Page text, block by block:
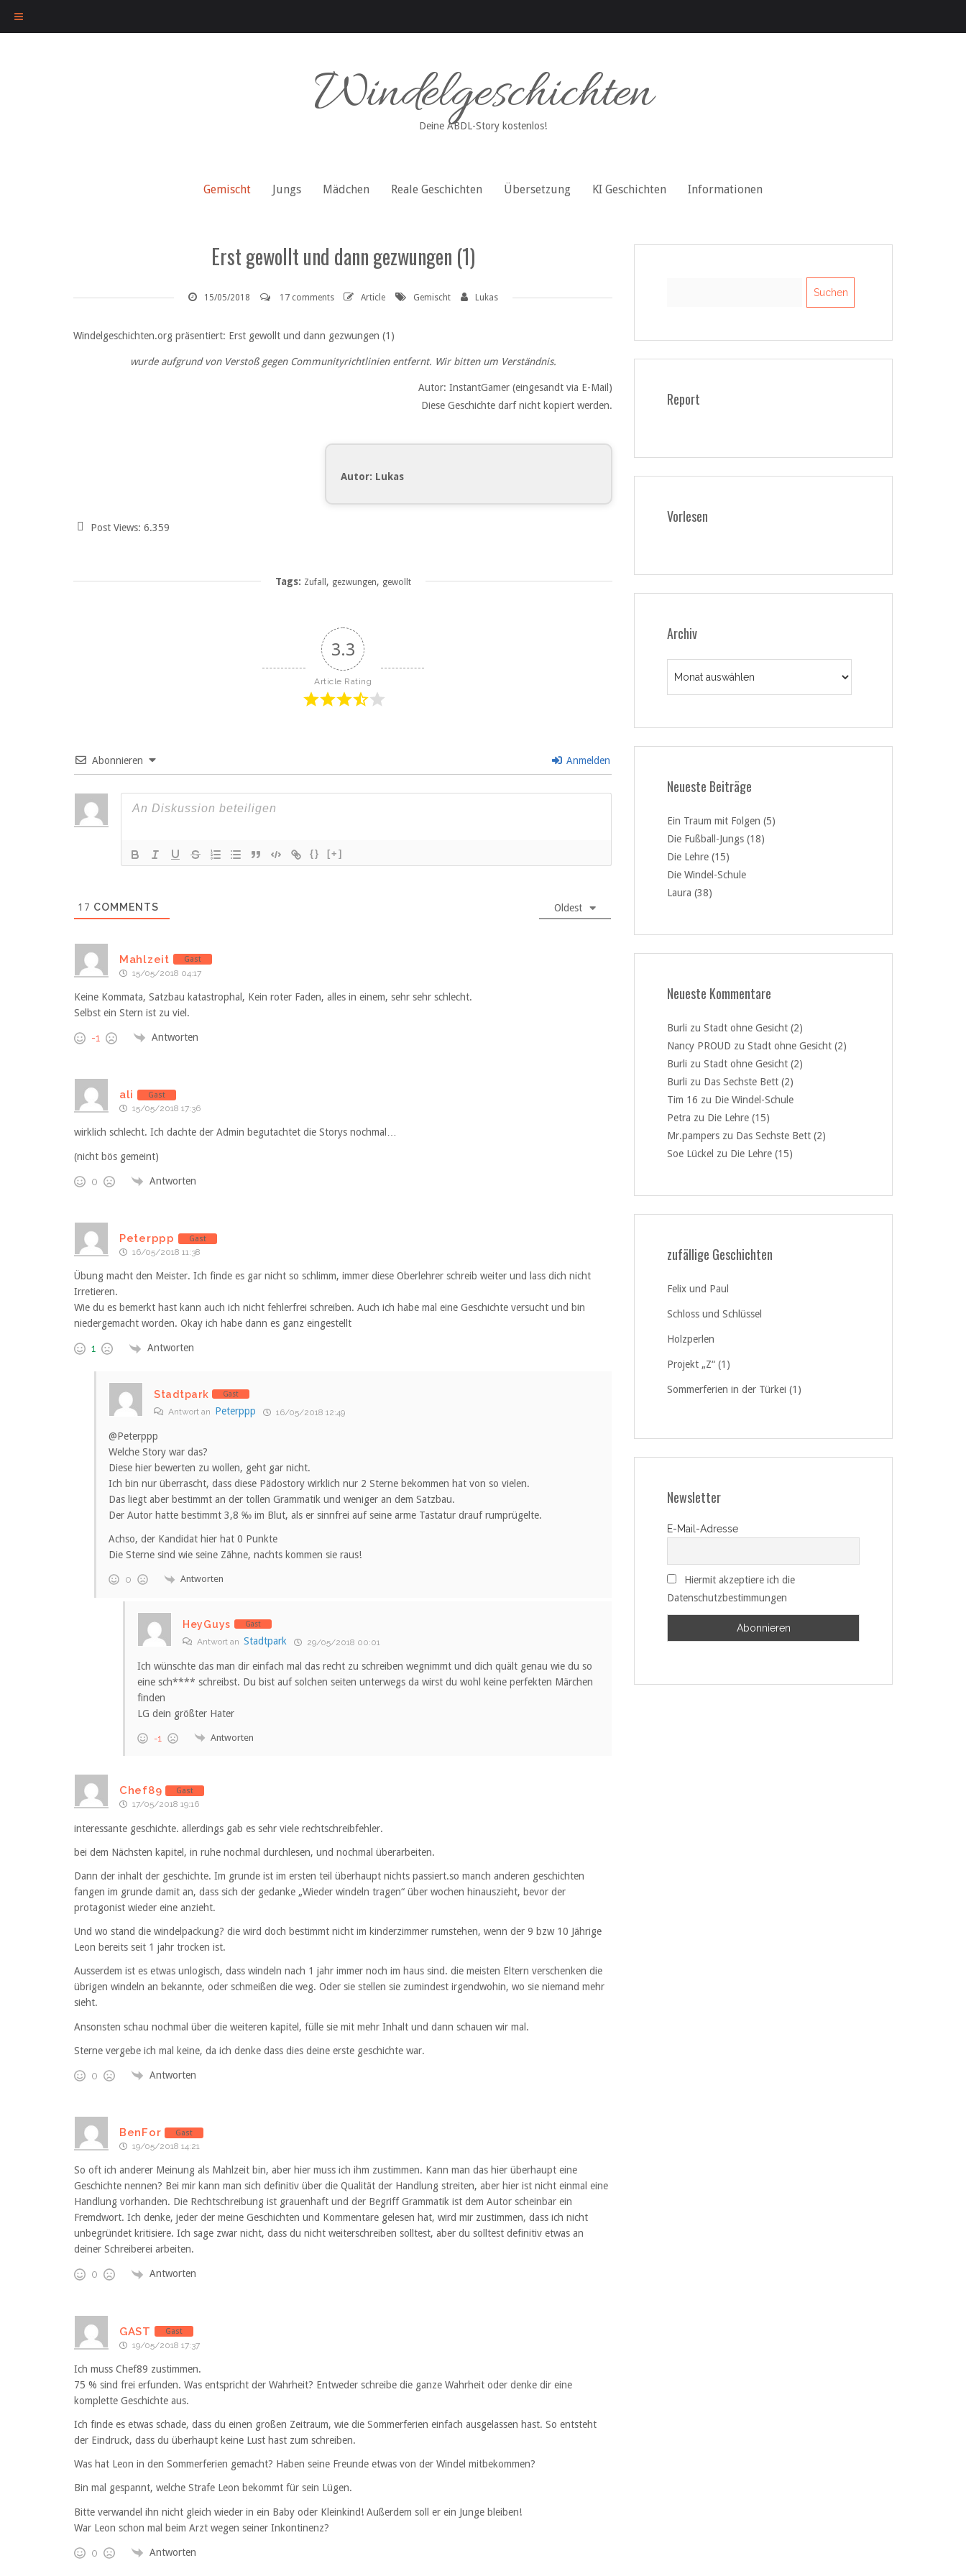
Windelgeschichten
Deine ABDL-Story kostenlos!
Gemischt Jungs Mädchen Reale Geschichten Übersetzung KI Geschichten Informationen
Erst gewollt und dann gezwungen (1)
15/05/2018 17 comments Article Gemischt Lukas
Windelgeschichten.org präsentiert: Erst gewollt und dann gezwungen (1)
wurde aufgrund von Verstoß gegen Communityrichtlinien entfernt. Wir bitten um Verständnis.
Autor: InstantGamer (eingesandt via E-Mail)
Diese Geschichte darf nicht kopiert werden.
Autor: Lukas
Post Views: 6.359
Tags: Zufall , gezwungen, gewollt
3.3
Article Rating
Abonnieren Anmelden
{} [+]
17 COMMENTS Oldest
Mahlzeit Gast
15/05/2018 04:17
Keine Kommata, Satzbau katastrophal, Kein roter Faden, alles in einem, sehr sehr schlecht.
Selbst ein Stern ist zu viel.
-1 Antworten
ali Gast
15/05/2018 17:36
wirklich schlecht. Ich dachte der Admin begutachtet die Storys nochmal…
(nicht bös gemeint)
0 Antworten
Peterppp Gast
16/05/2018 11:38
Übung macht den Meister. Ich finde es gar nicht so schlimm, immer diese Oberlehrer schreib weiter und lass dich nicht
Irretieren.
Wie du es bemerkt hast kann auch ich nicht fehlerfrei schreiben. Auch ich habe mal eine Geschichte versucht und bin
niedergemacht worden. Okay ich habe dann es ganz eingestellt
1 Antworten
Stadtpark Gast
Antwort an Peterppp 16/05/2018 12:49
@Peterppp
Welche Story war das?
Diese hier bewerten zu wollen, geht gar nicht.
Ich bin nur überrascht, dass diese Pädostory wirklich nur 2 Sterne bekommen hat von so vielen.
Das liegt aber bestimmt an der tollen Grammatik und weniger an dem Satzbau.
Der Autor hatte bestimmt 3,8 ‰ im Blut, als er sinnfrei auf seine arme Tastatur drauf rumprügelte.
Achso, der Kandidat hier hat 0 Punkte
Die Sterne sind wie seine Zähne, nachts kommen sie raus!
0 Antworten
HeyGuys Gast
Antwort an Stadtpark 29/05/2018 00:01
Ich wünschte das man dir einfach mal das recht zu schreiben wegnimmt und dich quält genau wie du so
eine sch**** schreibst. Du bist auf solchen seiten unterwegs da wirst du wohl keine perfekten Märchen
finden
LG dein größter Hater
-1 Antworten
Chef89 Gast
17/05/2018 19:16
interessante geschichte. allerdings gab es sehr viele rechtschreibfehler.
bei dem Nächsten kapitel, in ruhe nochmal durchlesen, und nochmal überarbeiten.
Dann der inhalt der geschichte. Im grunde ist im ersten teil überhaupt nichts passiert.so manch anderen geschichten
fangen im grunde damit an, dass sich der gedanke „Wieder windeln tragen“ über wochen hinauszieht, bevor der
protagonist wieder eine anzieht.
Und wo stand die windelpackung? die wird doch bestimmt nicht im kinderzimmer rumstehen, wenn der 9 bzw 10 Jährige
Leon bereits seit 1 jahr trocken ist.
Ausserdem ist es etwas unlogisch, dass windeln nach 1 jahr immer noch im haus sind. die meisten Eltern verschenken die
übrigen windeln an bekannte, oder schmeißen die weg. Oder sie stellen sie zumindest irgendwohin, wo sie niemand mehr
sieht.
Ansonsten schau nochmal über die weiteren kapitel, fülle sie mit mehr Inhalt und dann schauen wir mal.
Sterne vergebe ich mal keine, da ich denke dass dies deine erste geschichte war.
0 Antworten
BenFor Gast
19/05/2018 14:21
So oft ich anderer Meinung als Mahlzeit bin, aber hier muss ich ihm zustimmen. Kann man das hier überhaupt eine
Geschichte nennen? Bei mir kann man sich definitiv über die Qualität der Handlung streiten, aber hier ist nicht einmal eine
Handlung vorhanden. Die Rechtschreibung ist grauenhaft und der Begriff Grammatik ist dem Autor scheinbar ein
Fremdwort. Ich denke, jeder der meine Geschichten und Kommentare gelesen hat, wird mir zustimmen, dass ich nicht
unbegründet kritisiere. Ich sage zwar nicht, dass du nicht weiterschreiben solltest, aber du solltest definitiv etwas an
deiner Schreiberei arbeiten.
0 Antworten
GAST Gast
19/05/2018 17:37
Ich muss Chef89 zustimmen.
75 % sind frei erfunden. Was entspricht der Wahrheit? Entweder schreibe die ganze Wahrheit oder denke dir eine
komplette Geschichte aus.
Ich finde es etwas schade, dass du einen großen Zeitraum, wie die Sommerferien einfach ausgelassen hast. So entsteht
der Eindruck, dass du überhaupt keine Lust hast zum schreiben.
Was hat Leon in den Sommerferien gemacht? Haben seine Freunde etwas von der Windel mitbekommen?
Bin mal gespannt, welche Strafe Leon bekommt für sein Lügen.
Bitte verwandel ihn nicht gleich wieder in ein Baby oder Kleinkind! Außerdem soll er ein Junge bleiben!
War Leon schon mal beim Arzt wegen seiner Inkontinenz?
0 Antworten
Report
Vorlesen
Archiv
Neueste Beiträge
Ein Traum mit Folgen (5)
Die Fußball-Jungs (18)
Die Lehre (15)
Die Windel-Schule
Laura (38)
Neueste Kommentare
Burli zu Stadt ohne Gesicht (2)
Nancy PROUD zu Stadt ohne Gesicht (2)
Burli zu Stadt ohne Gesicht (2)
Burli zu Das Sechste Bett (2)
Tim 16 zu Die Windel-Schule
Petra zu Die Lehre (15)
Mr.pampers zu Das Sechste Bett (2)
Soe Lückel zu Die Lehre (15)
zufällige Geschichten
Felix und Paul
Schloss und Schlüssel
Holzperlen
Projekt „Z“ (1)
Sommerferien in der Türkei (1)
Newsletter
E-Mail-Adresse
Hiermit akzeptiere ich die
Datenschutzbestimmungen